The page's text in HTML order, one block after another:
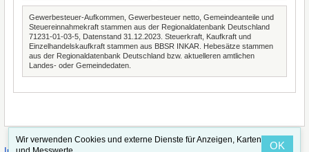
Gewerbesteuer-Aufkommen, Gewerbesteuer netto, Gemeindeanteile und
Steuereinnahmekraft stammen aus der Regionaldatenbank Deutschland
71231-01-03-5, Datenstand 31.12.2023. Steuerkraft, Kaufkraft und
Einzelhandelskaufkraft stammen aus BBSR INKAR. Hebesätze stammen
aus der Regionaldatenbank Deutschland bzw. aktuelleren amtlichen
Landes- oder Gemeindedaten.
Wir verwenden Cookies und externe Dienste für Anzeigen, Karten
OK